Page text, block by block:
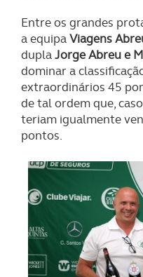
Entre os grandes
a equipaViagens
duplaJorge Abreu e
dominar a
extraordinários 45
de tal ordem que,
teriam igualmente
pontos.